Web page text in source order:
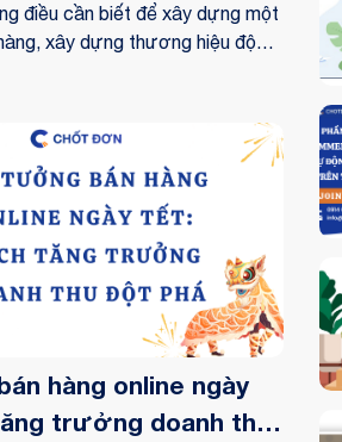
điều cần biết để xây dựng một
xây dựng thương hiệu độc
cung cấp cho bạn đầy đủ
hàng online ngày
trưởng doanh thu